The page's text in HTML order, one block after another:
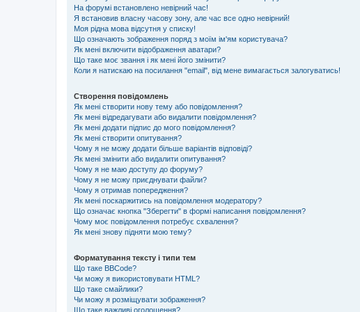
На форумі встановлено невірний час!
Я встановив власну часову зону, але час все одно невірний!
Моя рідна мова відсутня у списку!
Що означають зображення поряд з моїм ім'ям користувача?
Як мені включити відображення аватари?
Що таке моє звання і як мені його змінити?
Коли я натискаю на посилання "email", від мене вимагається залогуватись!
Створення повідомлень
Як мені створити нову тему або повідомлення?
Як мені відредагувати або видалити повідомлення?
Як мені додати підпис до мого повідомлення?
Як мені створити опитування?
Чому я не можу додати більше варіантів відповіді?
Як мені змінити або видалити опитування?
Чому я не маю доступу до форуму?
Чому я не можу приєднувати файли?
Чому я отримав попередження?
Як мені поскаржитись на повідомлення модератору?
Що означає кнопка "Зберегти" в формі написання повідомлення?
Чому моє повідомлення потребує схвалення?
Як мені знову підняти мою тему?
Форматування тексту і типи тем
Що таке BBCode?
Чи можу я використовувати HTML?
Що таке смайлики?
Чи можу я розміщувати зображення?
Що таке важливі оголошення?